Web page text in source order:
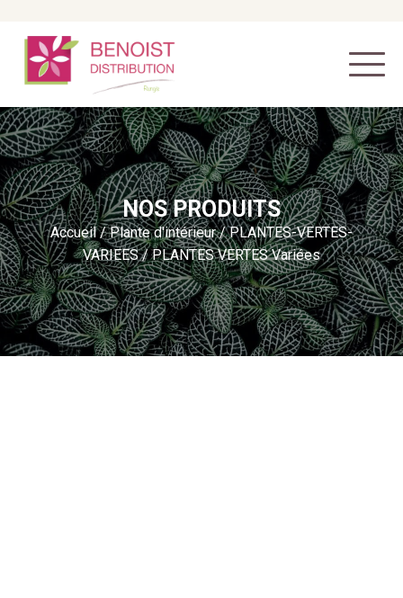
NOS PRODUITS
Accueil/Plante d'intérieur/PLANTES-VERTES-
VARIEES/ PLANTES VERTES Variées